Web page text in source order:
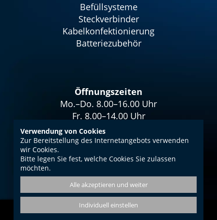
Befüllsysteme
Steckverbinder
Kabelkonfektionierung
Batteriezubehör
Öffnungszeiten
Mo.–Do. 8.00–16.00 Uhr
Fr. 8.00–14.00 Uhr
Impressum
Datenschutz
AGB
Verwendung von Cookies
Zur Bereitstellung des Internetangebots verwenden
wir Cookies.
Bitte legen Sie fest, welche Cookies Sie zulassen
möchten.
Alle akzeptieren und weiter
Individuell einstellen